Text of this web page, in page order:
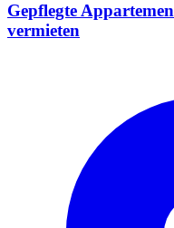
Gepflegte
vermieten